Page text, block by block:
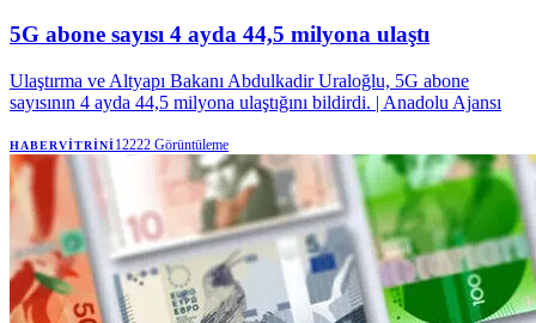
5G abone sayısı 4 ayda 44,5 milyona ulaştı
Ulaştırma ve Altyapı Bakanı Abdulkadir Uraloğlu, 5G abone
sayısının 4 ayda 44,5 milyona ulaştığını bildirdi. | Anadolu Ajansı
HABERVITRINI12222 Görüntüleme